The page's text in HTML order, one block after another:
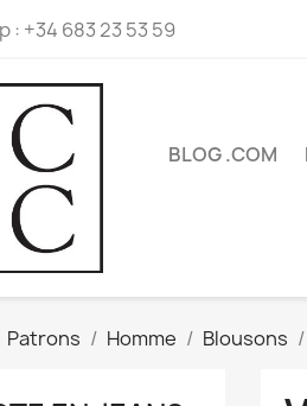
: +34 683 23 53 59
BLOG .COM
Patrons Homme Blousons